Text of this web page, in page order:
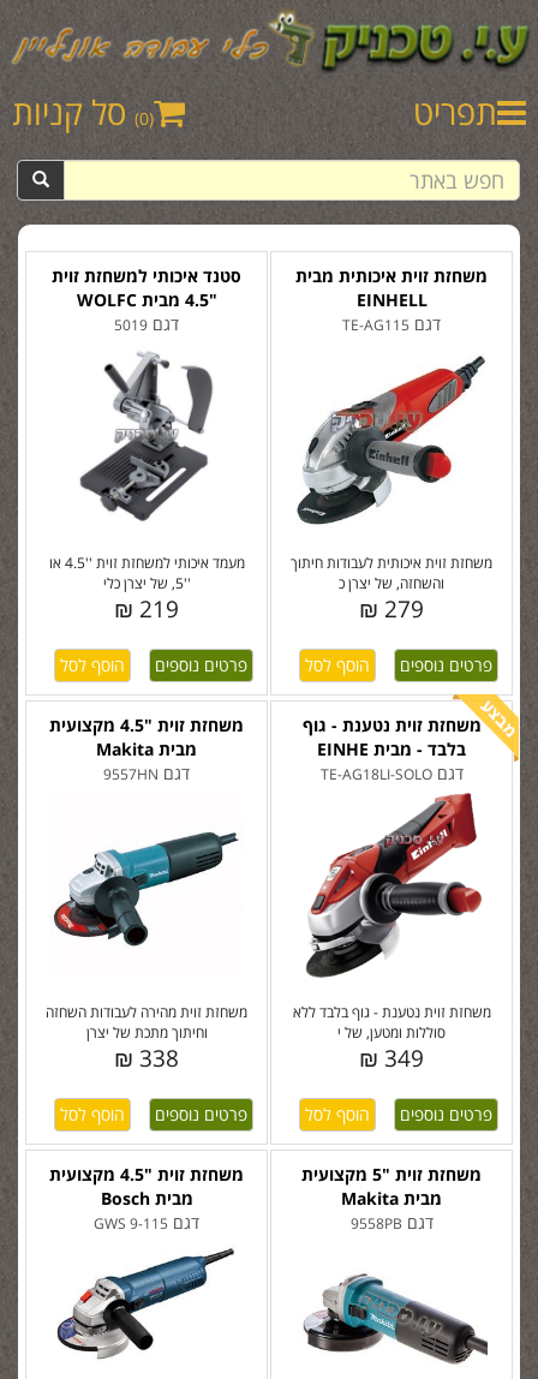
תפריט (0) סל קניות
סטנד איכותי למשחזת זוית
"4.5 מבית WOLFC
דגם 5019
מעמד איכותי למשחזת זוית ''4.5 או
''5, של יצרן כלי
219 ₪
פרטים נוספים
משחזת זוית איכותית מבית
EINHELL
דגם TE-AG115
משחזת זוית איכותית לעבודות חיתוך
והשחזה, של יצרן כ
279 ₪
פרטים נוספים
משחזת זוית "4.5 מקצועית
מבית Makita
דגם 9557HN
משחזת זוית מהירה לעבודות השחזה
וחיתוך מתכת של יצרן
338 ₪
פרטים נוספים
משחזת זוית נטענת - גוף
בלבד - מבית EINHE
דגםTE-AG18LI-SOLO
משחזת זוית נטענת - גוף בלבד ללא
סוללות ומטען, של י
349 ₪
פרטים נוספים
משחזת זוית "4.5 מקצועית
מבית Bosch
דגם GWS 9-115
משחזת זוית "5 מקצועית
מבית Makita
דגם 9558PB